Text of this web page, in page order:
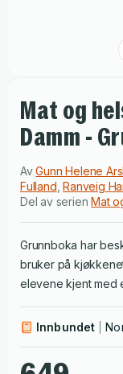
Mat og
Damm -
AvGunn Helene
Fulland ,Ranveig
Del av serienMat
Grunnboka har
bruker på
elevene kjent med
og dette temaet
et kapittel hvor
Innbundet